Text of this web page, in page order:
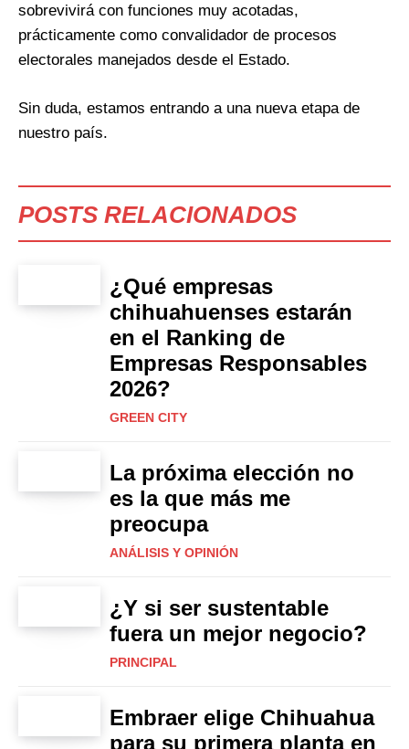
sobrevivirá con funciones muy acotadas,
prácticamente como convalidador de procesos
electorales manejados desde el Estado.
Sin duda, estamos entrando a una nueva etapa de
nuestro país.
POSTS RELACIONADOS
¿Qué empresas
chihuahuenses estarán
en el Ranking de
Empresas Responsables
2026?
GREEN CITY
La próxima elección no
es la que más me
preocupa
ANÁLISIS Y OPINIÓN
¿Y si ser sustentable
fuera un mejor negocio?
PRINCIPAL
Embraer elige Chihuahua
para su primera planta en